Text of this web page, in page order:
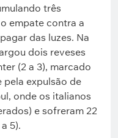
três
empate contra a
das luzes. Na
dois reveses
(2 a 3), marcado
expulsão de
onde os italianos
e sofreram 22
5).